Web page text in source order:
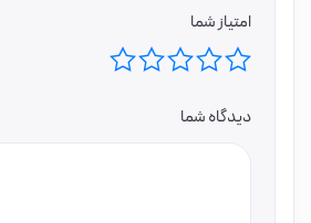
امتیاز شما
دیدگاه شما